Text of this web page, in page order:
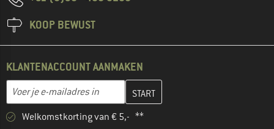
KOOP BEWUST
KLANTENACCOUNT AANMAKEN
E-mailadres
Vul je e-mailadres hier in en maak in de volgende stap je
Welkomstkorting van € 5,- **